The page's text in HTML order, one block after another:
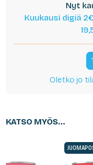
Nyt
Kuukausi digiä
Oletko jo
KATSO MYÖS...